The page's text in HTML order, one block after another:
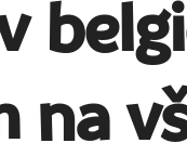
na